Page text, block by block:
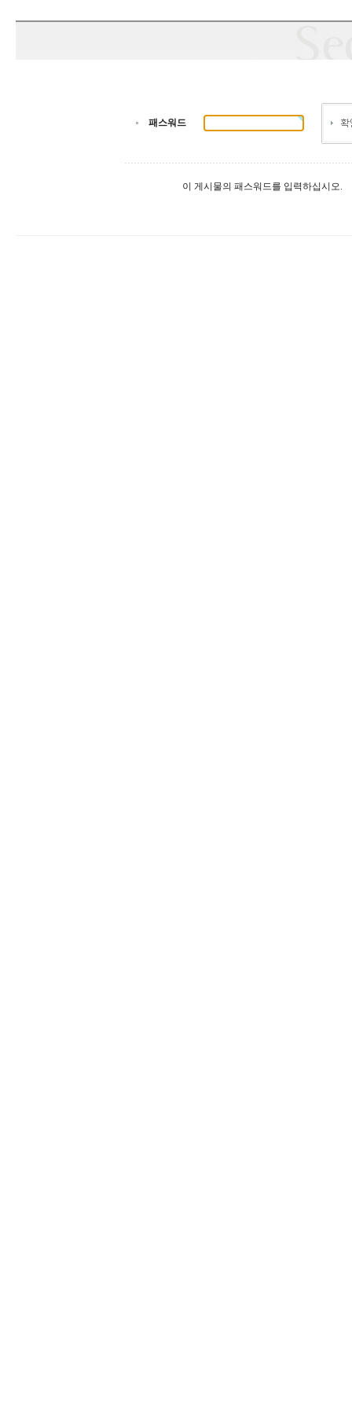
패스워드
이 게시물의 패스워드를 입력하십시오.